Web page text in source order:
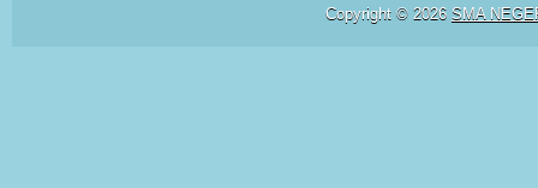
Copyright © 2026 SMA